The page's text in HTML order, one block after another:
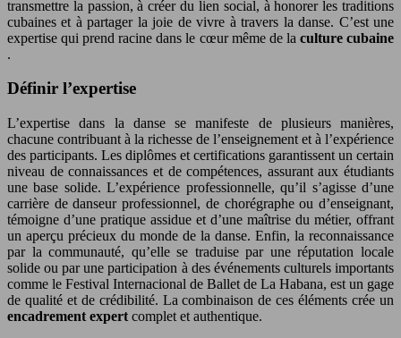
transmettre la passion, à créer du lien social, à honorer les traditions
cubaines et à partager la joie de vivre à travers la danse. C’est une
expertise qui prend racine dans le cœur même de la culture cubaine
.
Définir l’expertise
L’expertise dans la danse se manifeste de plusieurs manières,
chacune contribuant à la richesse de l’enseignement et à l’expérience
des participants. Les diplômes et certifications garantissent un certain
niveau de connaissances et de compétences, assurant aux étudiants
une base solide. L’expérience professionnelle, qu’il s’agisse d’une
carrière de danseur professionnel, de chorégraphe ou d’enseignant,
témoigne d’une pratique assidue et d’une maîtrise du métier, offrant
un aperçu précieux du monde de la danse. Enfin, la reconnaissance
par la communauté, qu’elle se traduise par une réputation locale
solide ou par une participation à des événements culturels importants
comme le Festival Internacional de Ballet de La Habana, est un gage
de qualité et de crédibilité. La combinaison de ces éléments crée un
encadrement expert complet et authentique.